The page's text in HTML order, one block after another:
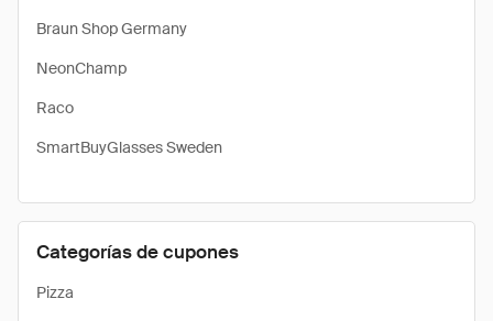
Braun Shop Germany
NeonChamp
Raco
SmartBuyGlasses Sweden
Categorías de cupones
Pizza